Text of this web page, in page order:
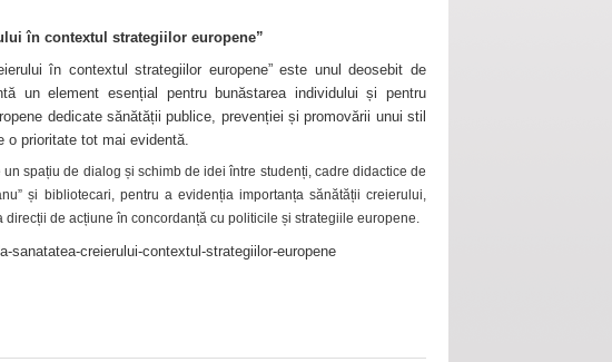
în contextul strategiilor europene”
în contextul strategiilor europene” este unul deosebit de
un element esențial pentru bunăstarea individului și pentru
dedicate sănătății publice, prevenției și promovării unui stil
o prioritate tot mai evidentă.
spațiu de dialog și schimb de idei între studenți, cadre didactice de
și bibliotecari, pentru a evidenția importanța sănătății creierului,
de acțiune în concordanță cu politicile și strategiile europene.
sanatatea-creierului-contextul-strategiilor-europene